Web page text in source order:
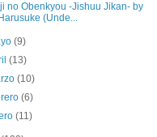
no Obenkyou -Jishuu Jikan- by
Harusuke (Unde...
(9)
(13)
(10)
(6)
(11)